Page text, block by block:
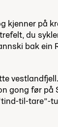
kjenner på
du
bak ein
gong før
til-tare”-